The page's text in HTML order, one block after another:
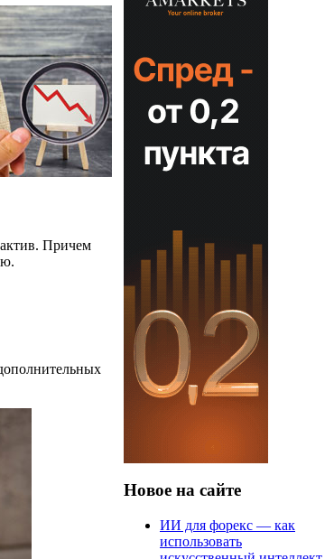
актив. Причем
Новое на сайте
ИИ для форекс — как
использовать